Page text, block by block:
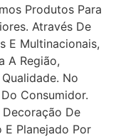
Produtos Para
Através De
E Multinacionais,
A Região,
No
Consumidor.
De
E Planejado Por